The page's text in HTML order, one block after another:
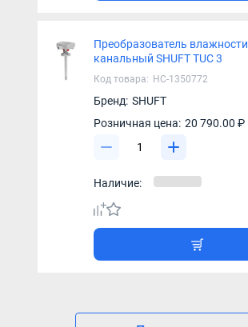
Преобразователь влажности
канальный SHUFT TUC 3
Код товара: НС-1350772
Бренд: SHUFT
Розничная цена: 20 790.00 ₽
Наличие: